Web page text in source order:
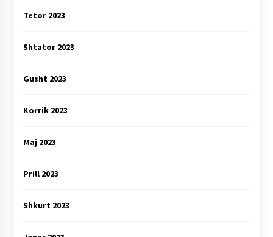
Tetor 2023
Shtator 2023
Gusht 2023
Korrik 2023
Maj 2023
Prill 2023
Shkurt 2023